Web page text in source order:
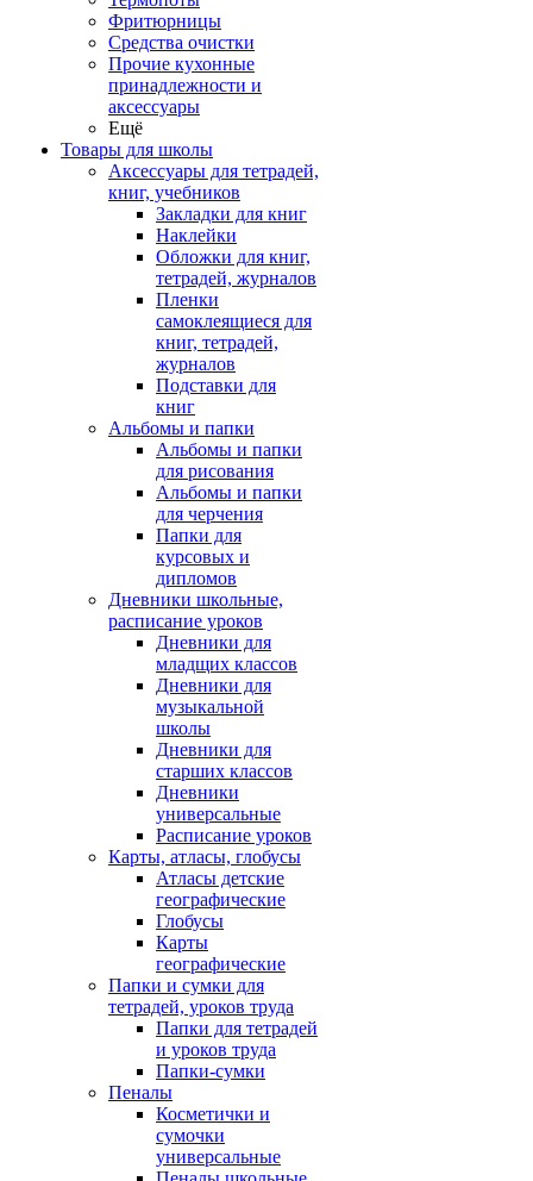
Фритюрницы
Средства очистки
Прочие кухонные
принадлежности и
аксессуары
Ещё
Товары для школы
Аксессуары для тетрадей,
книг, учебников
Закладки для книг
Наклейки
Обложки для книг,
тетрадей, журналов
Пленки
самоклеящиеся для
книг, тетрадей,
журналов
Подставки для
книг
Альбомы и папки
Альбомы и папки
для рисования
Альбомы и папки
для черчения
Папки для
курсовых и
дипломов
Дневники школьные,
расписание уроков
Дневники для
младщих классов
Дневники для
музыкальной
школы
Дневники для
старших классов
Дневники
универсальные
Расписание уроков
Карты, атласы, глобусы
Атласы детские
географические
Глобусы
Карты
географические
Папки и сумки для
тетрадей, уроков труда
Папки для тетрадей
и уроков труда
Папки-сумки
Пеналы
Косметички и
сумочки
универсальные